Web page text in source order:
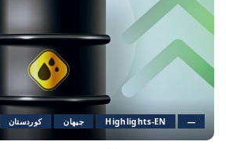
—
Highlights-EN جیهان کوردستان